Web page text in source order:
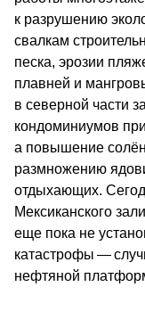
к разрушению
свалкам
песка, эрозии
плавней и
в северной части
кондоминиумов
а повышение
размножению
отдыхающих.
Мексиканского
еще пока не
катастрофы —
нефтяной